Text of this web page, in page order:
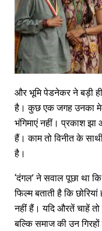
और भूमि पेडनेकर ने बड़ी
है। कुछ एक जगह उनका
भंगिमाएं नहीं। प्रकाश
हैं। काम तो विनीत के
है।
‘दंगल’ ने सवाल पूछा था
फिल्म बताती है कि छोरियां
नहीं हैं। यदि औरतें चाहें
बल्कि समाज की उन